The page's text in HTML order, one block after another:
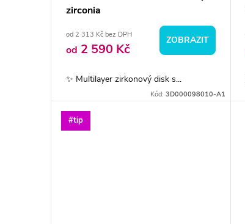
ku
zirconia
od 2 313 Kč bez DPH
od 2 590 Kč
ZOBRAZIT
✨ Multilayer zirkonový disk s...
Kód:3D000098010-A1
#tip